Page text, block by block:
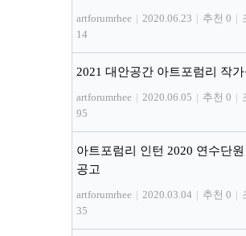
artforumrhee | 2020.06.23 | 추천 0 |
14
2021 대안공간 아트포럼리 작가
artforumrhee | 2020.06.05 | 추천 0 |
95
아트포럼리 인턴 2020 연수단
공고
artforumrhee | 2020.03.04 | 추천 0 |
35